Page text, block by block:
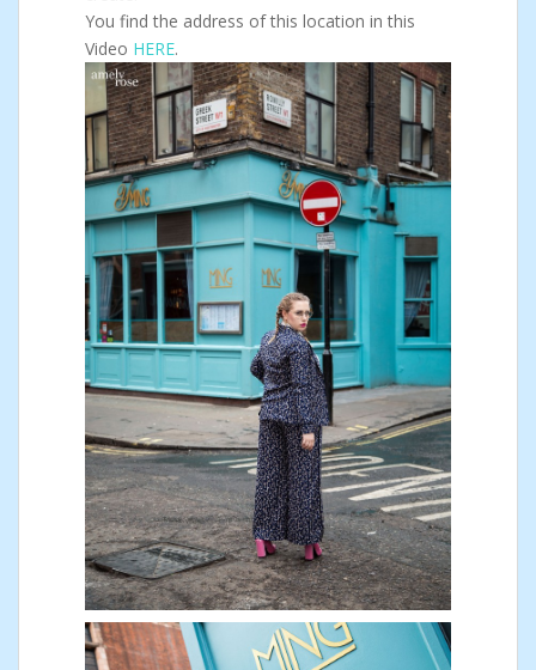
You find the address of this location in this
Video HERE.